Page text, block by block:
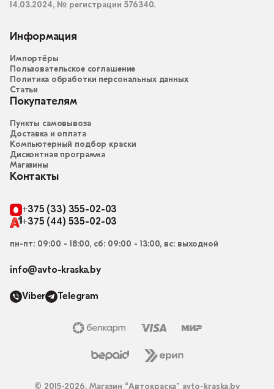
14.03.2024, № регистрации 576340.
Информация
Импортёры
Пользовательское соглашение
Политика обработки персональных данных
Статьи
Покупателям
Пункты самовывоза
Доставка и оплата
Компьютерный подбор краски
Дисконтная программа
Магазины
Контакты
+375 (33) 355-02-03
+375 (44) 535-02-03
пн-пт: 09:00 - 18:00, сб: 09:00 - 13:00, вс: выходной
info@avto-kraska.by
Viber Telegram
© 2015-2026, Магазин “Автокраска” avto-kraska.by